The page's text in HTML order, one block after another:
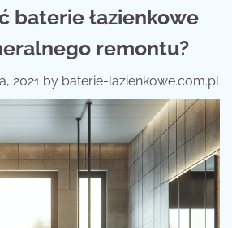
baterie łazienkowe
remontu?
2021 by baterie-lazienkowe.com.pl